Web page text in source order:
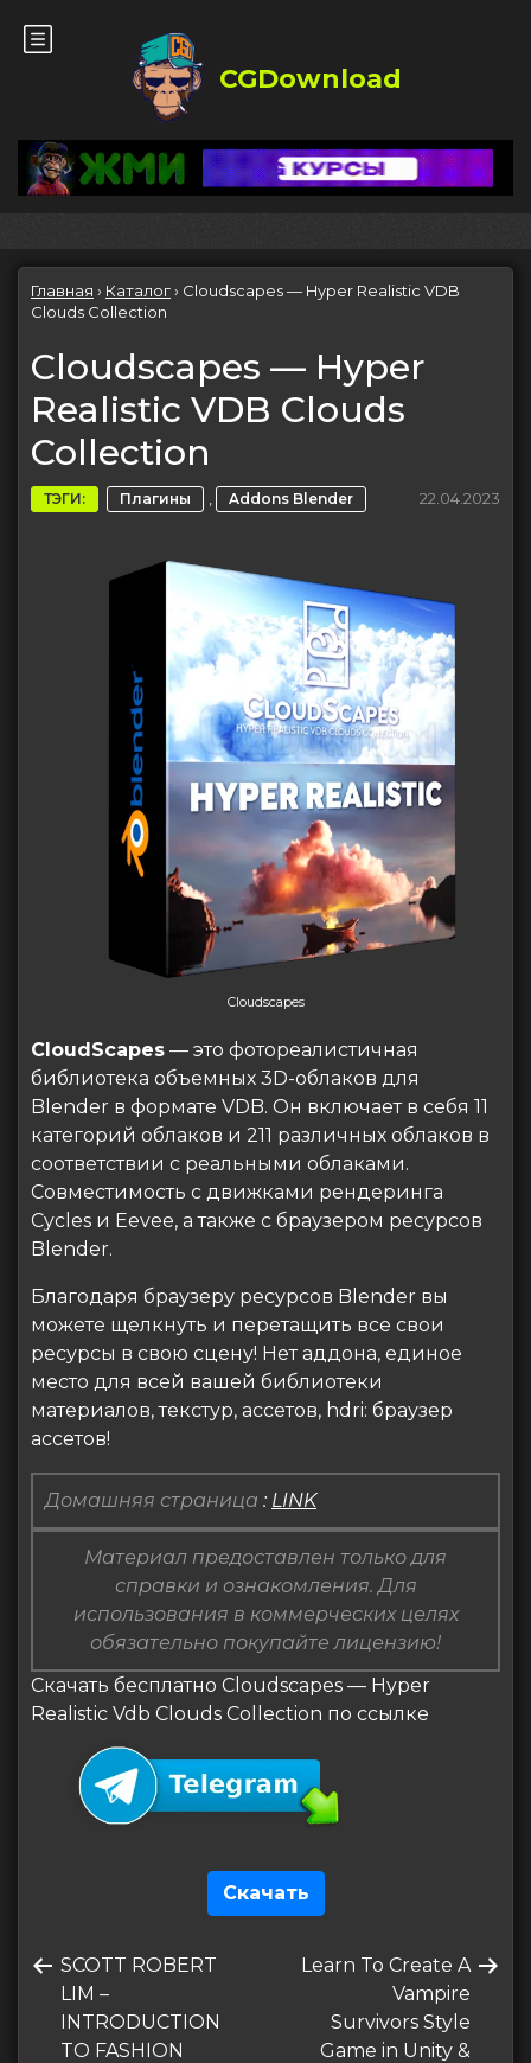
CGDownload
Главная › Каталог› Cloudscapes — Hyper Realistic VDB
Clouds Collection
Cloudscapes — Hyper
Realistic VDB Clouds
Collection
ТЭГИ: Плагины , Addons Blender 22.04.2023
Cloudscapes
CloudScapes — это фотореалистичная
библиотека объемных 3D-облаков для
Blender в формате VDB. Он включает в себя 11
категорий облаков и 211 различных облаков в
соответствии с реальными облаками.
Совместимость с движками рендеринга
Cycles и Eevee, а также с браузером ресурсов
Blender.
Благодаря браузеру ресурсов Blender вы
можете щелкнуть и перетащить все свои
ресурсы в свою сцену! Нет аддона, единое
место для всей вашей библиотеки
материалов, текстур, ассетов, hdri: браузер
ассетов!
Домашняя страница : LINK
Материал предоставлен только для
справки и ознакомления. Для
использования в коммерческих целях
обязательно покупайте лицензию!
Скачать бесплатно Cloudscapes — Hyper
Realistic Vdb Clouds Collection по ссылке
Скачать
по
записям
Предыдущая
запись
SCOTT ROBERT
LIM –
INTRODUCTION
TO FASHION
Следующая
Learn To Create A
Vampire
Survivors Style
Game in Unity &